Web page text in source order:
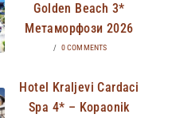
Golden Beach 3*
Метаморфози 2026
/ 0 COMMENTS
Hotel Kraljevi Cardaci
Spa 4* – Kopaonik